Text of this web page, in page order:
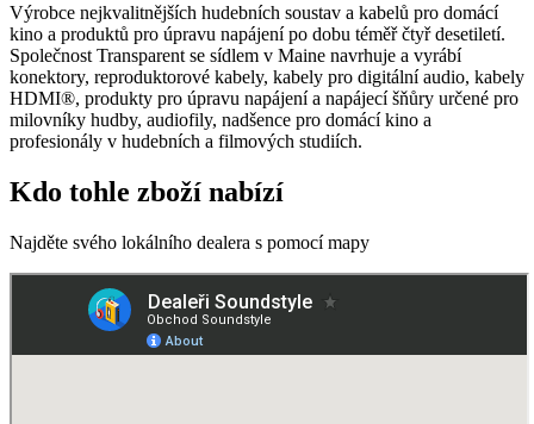
Výrobce nejkvalitnějších hudebních soustav a kabelů pro domácí
kino a produktů pro úpravu napájení po dobu téměř čtyř desetiletí.
Společnost Transparent se sídlem v Maine navrhuje a vyrábí
konektory, reproduktorové kabely, kabely pro digitální audio, kabely
HDMI®, produkty pro úpravu napájení a napájecí šňůry určené pro
milovníky hudby, audiofily, nadšence pro domácí kino a
profesionály v hudebních a filmových studiích.
Kdo tohle zboží nabízí
Najděte svého lokálního dealera s pomocí mapy